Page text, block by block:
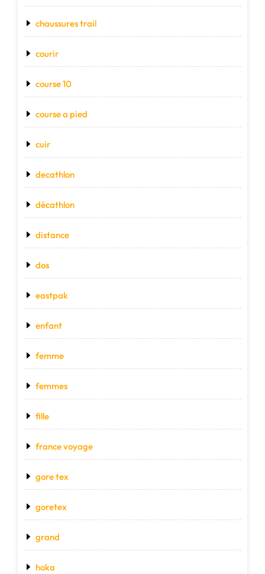
chaussures trail
courir
course 10
course a pied
cuir
decathlon
décathlon
distance
dos
eastpak
enfant
femme
femmes
fille
france voyage
gore tex
goretex
grand
hoka